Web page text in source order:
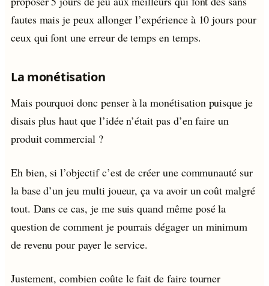
fautes mais je peux allonger l’expérience à 10 jours pour
ceux qui font une erreur de temps en temps.
La monétisation
Mais pourquoi donc penser à la monétisation puisque je
disais plus haut que l’idée n’était pas d’en faire un
produit commercial ?
Eh bien, si l’objectif c’est de créer une communauté sur
la base d’un jeu multi joueur, ça va avoir un coût malgré
tout. Dans ce cas, je me suis quand même posé la
question de comment je pourrais dégager un minimum
de revenu pour payer le service.
Justement, combien coûte le fait de faire tourner